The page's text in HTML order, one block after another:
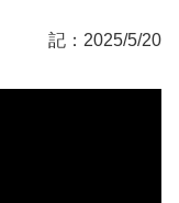
記：2025/5/20